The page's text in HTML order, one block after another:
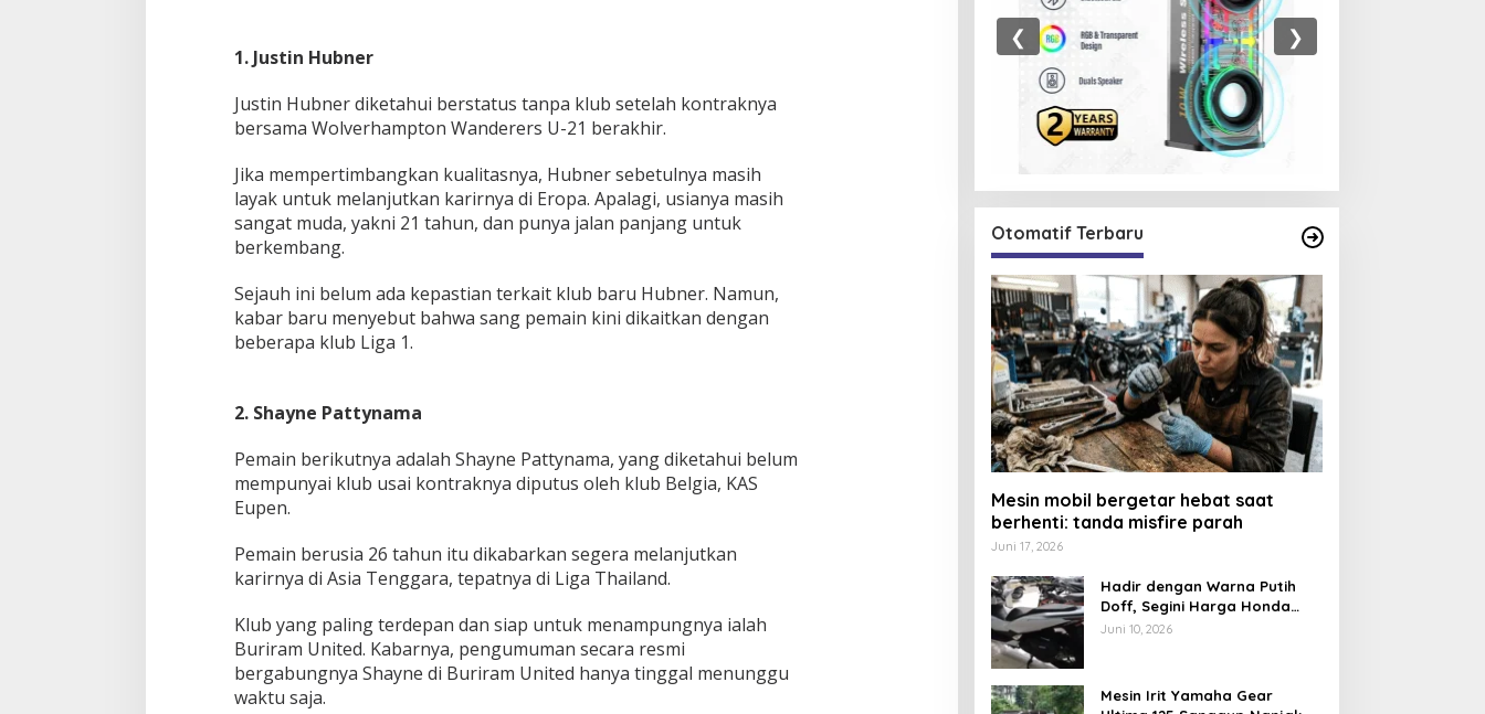
n
T
r
b
r
1. Justin Hubner
Justin Hubner diketahui berstatus tanpa klub setelah kontraknya
bersama Wolverhampton Wanderers U-21 berakhir.
Jika mempertimbangkan kualitasnya, Hubner sebetulnya masih
layak untuk melanjutkan karirnya di Eropa. Apalagi, usianya masih
sangat muda, yakni 21 tahun, dan punya jalan panjang untuk
berkembang.
Sejauh ini belum ada kepastian terkait klub baru Hubner. Namun,
kabar baru menyebut bahwa sang pemain kini dikaitkan dengan
beberapa klub Liga 1.
2. Shayne Pattynama
Pemain berikutnya adalah Shayne Pattynama, yang diketahui belum
mempunyai klub usai kontraknya diputus oleh klub Belgia, KAS
Eupen.
Pemain berusia 26 tahun itu dikabarkan segera melanjutkan
karirnya di Asia Tenggara, tepatnya di Liga Thailand.
Klub yang paling terdepan dan siap untuk menampungnya ialah
Buriram United. Kabarnya, pengumuman secara resmi
bergabungnya Shayne di Buriram United hanya tinggal menunggu
waktu saja.
❮ ❯
Otomatif Terbaru
Mesin mobil bergetar hebat saat
berhenti: tanda misfire parah
Juni 17, 2026
Hadir dengan Warna Putih
Doff, Segini Harga Honda
PCX 160 CBS 2026
Juni 10, 2026
Mesin Irit Yamaha Gear